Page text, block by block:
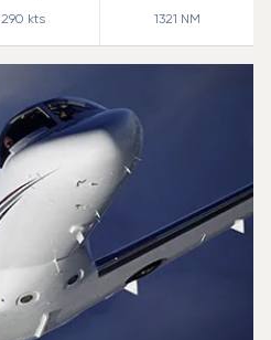
290 kts 1321 NM